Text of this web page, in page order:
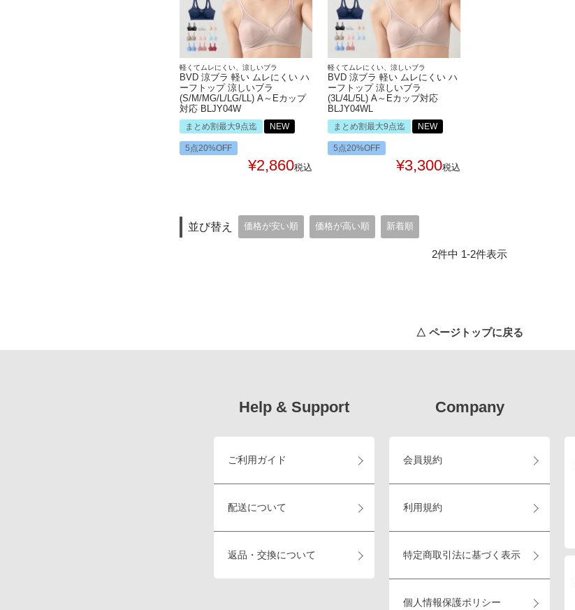
軽くてムレにくい、涼しいブラ
BVD 涼ブラ 軽い ムレにくい ハ
ーフトップ 涼しいブラ
(S/M/MG/L/LG/LL) A～Eカップ
対応 BLJY04W
まとめ割最大9点迄 NEW
5点20%OFF
¥2,860税込
軽くてムレにくい、涼しいブラ
BVD 涼ブラ 軽い ムレにくい ハ
ーフトップ 涼しいブラ
(3L/4L/5L) A～Eカップ対応
BLJY04WL
まとめ割最大9点迄 NEW
5点20%OFF
¥3,300税込
並び替え 価格が安い順 価格が高い順 新着順
2件中 1-2件表示
△ ページトップに戻る
Help & Support
ご利用ガイド
配送について
返品・交換について
Company
会員規約
利用規約
特定商取引法に基づく表示
個人情報保護ポリシー